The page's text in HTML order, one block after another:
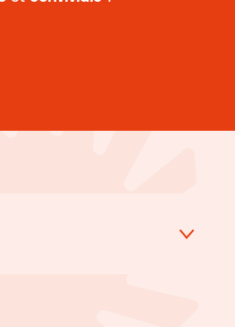
aux favoris